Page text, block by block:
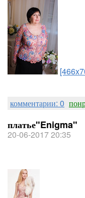
комментарии: 0
платье"Enigma"
20-06-2017 20:35